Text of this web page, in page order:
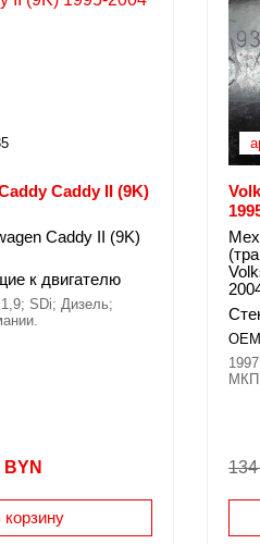
Caddy II (9K)
Caddy II (9K)
к двигателю
SDi; Дизель;
BYN
корзину